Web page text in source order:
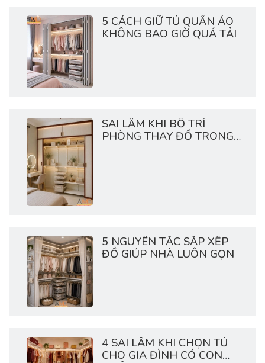
5 CÁCH GIỮ TỦ QUẦN ÁO
KHÔNG BAO GIỜ QUÁ TẢI
SAI LẦM KHI BỐ TRÍ
PHÒNG THAY ĐỒ TRONG
5 NGUYÊN TẮC SẮP XẾP
ĐỒ GIÚP NHÀ LUÔN GỌN
4 SAI LẦM KHI CHỌN TỦ
CHO GIA ĐÌNH CÓ CON